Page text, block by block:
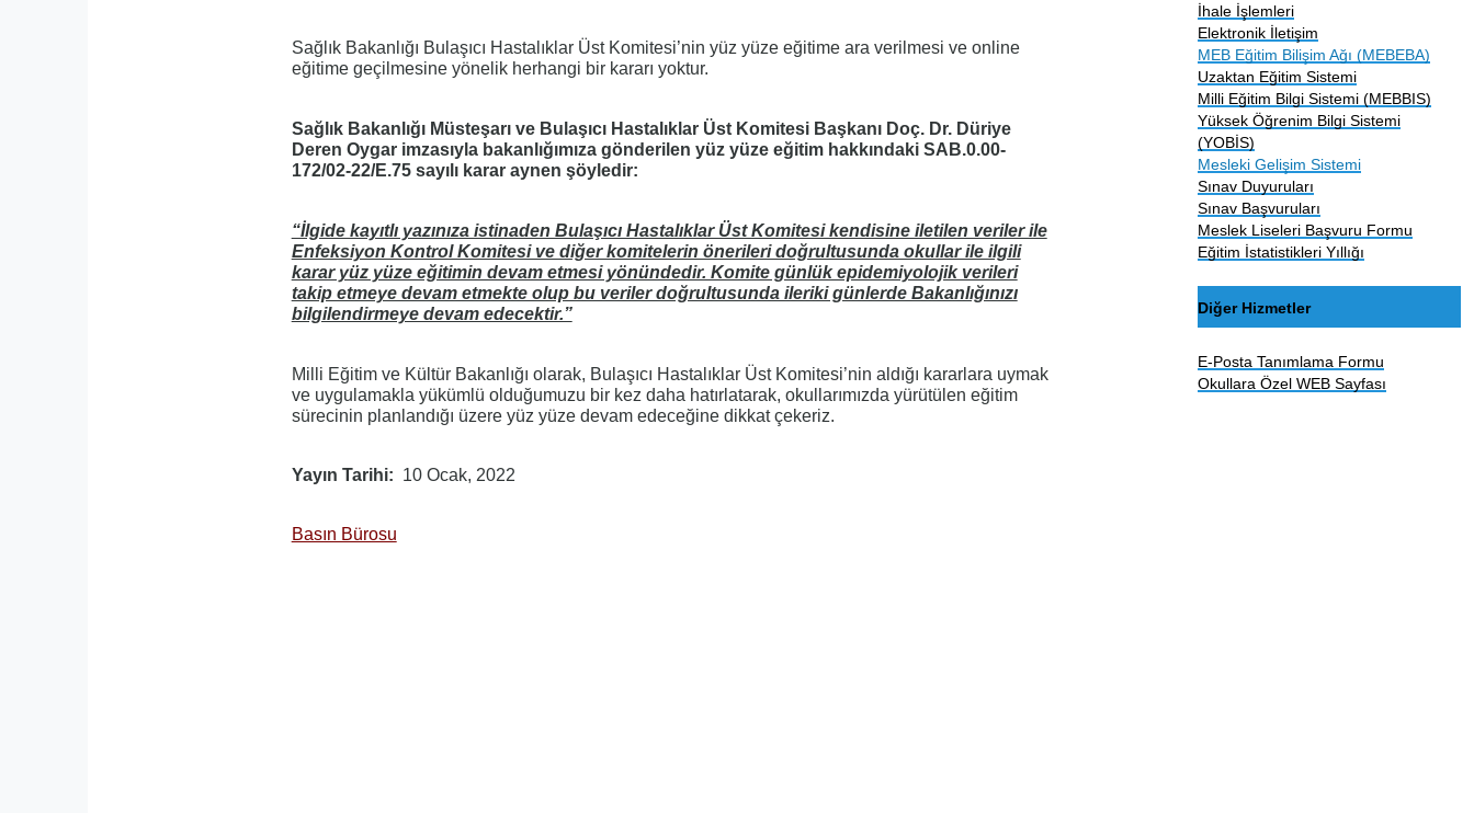
Sağlık Bakanlığı Bulaşıcı Hastalıklar Üst Komitesi’nin yüz yüze eğitime ara verilmesi ve online
eğitime geçilmesine yönelik herhangi bir kararı yoktur.
Sağlık Bakanlığı Müsteşarı ve Bulaşıcı Hastalıklar Üst Komitesi Başkanı Doç. Dr. Düriye
Deren Oygar imzasıyla bakanlığımıza gönderilen yüz yüze eğitim hakkındaki SAB.0.00-
172/02-22/E.75 sayılı karar aynen şöyledir:
“İlgide kayıtlı yazınıza istinaden Bulaşıcı Hastalıklar Üst Komitesi kendisine iletilen veriler ile
Enfeksiyon Kontrol Komitesi ve diğer komitelerin önerileri doğrultusunda okullar ile ilgili
karar yüz yüze eğitimin devam etmesi yönündedir. Komite günlük epidemiyolojik verileri
takip etmeye devam etmekte olup bu veriler doğrultusunda ileriki günlerde Bakanlığınızı
bilgilendirmeye devam edecektir.”
Milli Eğitim ve Kültür Bakanlığı olarak, Bulaşıcı Hastalıklar Üst Komitesi’nin aldığı kararlara uymak
ve uygulamakla yükümlü olduğumuzu bir kez daha hatırlatarak, okullarımızda yürütülen eğitim
sürecinin planlandığı üzere yüz yüze devam edeceğine dikkat çekeriz.
Yayın Tarihi 10 Ocak, 2022
Basın Bürosu
İhale İşlemleri
Elektronik İletişim
MEB Eğitim Bilişim Ağı (MEBEBA)
Uzaktan Eğitim Sistemi
Milli Eğitim Bilgi Sistemi (MEBBIS)
Yüksek Öğrenim Bilgi Sistemi
(YOBİS)
Mesleki Gelişim Sistemi
Sınav Duyuruları
Sınav Başvuruları
Meslek Liseleri Başvuru Formu
Eğitim İstatistikleri Yıllığı
Diğer Hizmetler
E-Posta Tanımlama Formu
Okullara Özel WEB Sayfası